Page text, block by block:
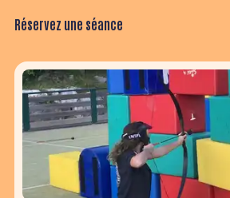
Réservez une séance